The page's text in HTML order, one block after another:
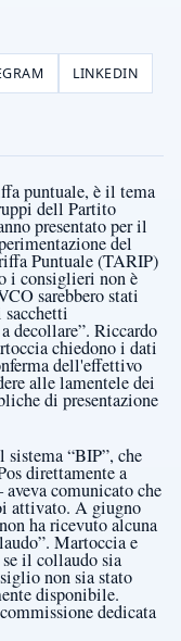
LINKEDIN
puntuale, è il tema
dell Partito
presentato per il
del
Puntuale (TARIP)
i consiglieri non è
sarebbero stati
decollare”. Riccardo
chiedono i dati
dell'effettivo
alle lamentele dei
di presentazione
sistema “BIP”, che
direttamente a
aveva comunicato che
attivato. A giugno
ha ricevuto alcuna
Martoccia e
se il collaudo sia
non sia stato
disponibile.
dedicata